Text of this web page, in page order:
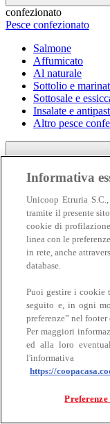
confezionato
Pesce confezionato
Salmone
Affumicato
Al naturale
Sottolio e
Sottosale e
Insalate e
Altro pesce
Carne
Bovino
Informativa
Unicoop Etruria
tramite il presente
cookie di
linea con le
in rete, anche
database.
Puoi gestire i cookie
seguito e, in ogni
preferenze” nel
Per maggiori
ed alla loro
https://
Preferenze